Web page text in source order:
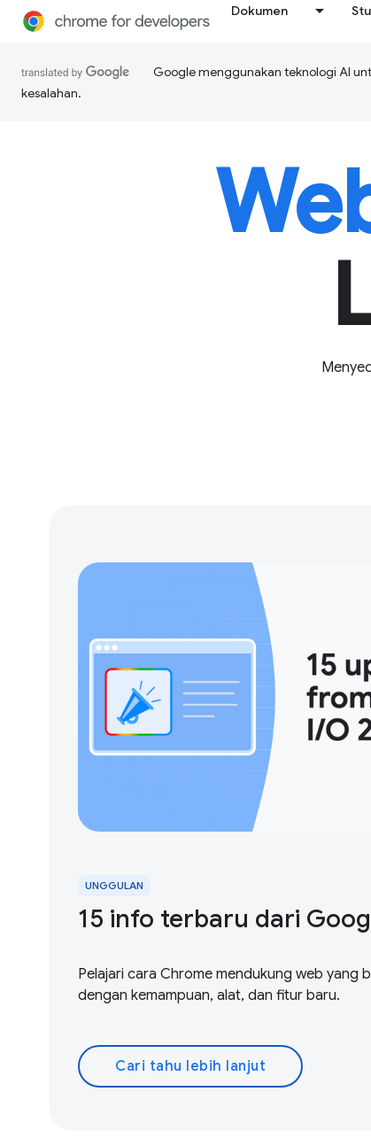
Dokumen
Google menggunakan teknologi AI
kesalahan.
UNGGULAN
15 info terbaru dari
Pelajari cara Chrome mendukung web yang
dengan kemampuan, alat, dan fitur baru.
Cari tahu lebih lanjut